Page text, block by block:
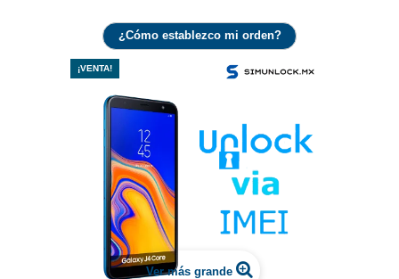
¿Cómo establezco mi orden?
¡VENTA!
Ver más grande